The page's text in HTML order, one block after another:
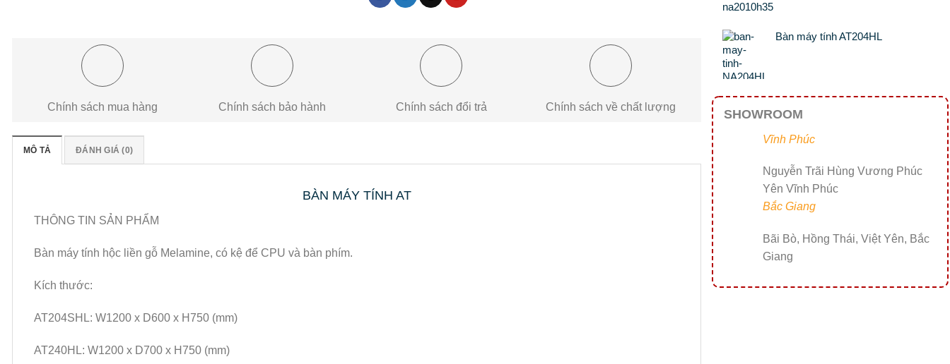
Chính sách mua hàng Chính sách bảo hành Chính sách đổi trả Chính sách về chất lượng
MÔ TẢ ĐÁNH GIÁ (0)
BÀN MÁY TÍNH AT
THÔNG TIN SẢN PHẨM
Bàn máy tính hộc liền gỗ Melamine, có kệ để CPU và bàn phím.
Kích thước:
AT204SHL: W1200 x D600 x H750 (mm)
AT240HL: W1200 x D700 x H750 (mm)
Bàn máy tính AT204HL
SHOWROOM
Vĩnh Phúc
Nguyễn Trãi Hùng Vương Phúc
Yên Vĩnh Phúc
Bắc Giang
Bãi Bò, Hồng Thái, Việt Yên, Bắc
Giang